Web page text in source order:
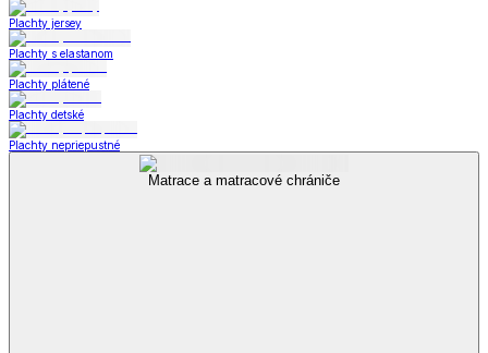
Plachty jersey
Plachty s elastanom
Plachty plátené
Plachty detské
Plachty nepriepustné
Matrace a matracové chrániče